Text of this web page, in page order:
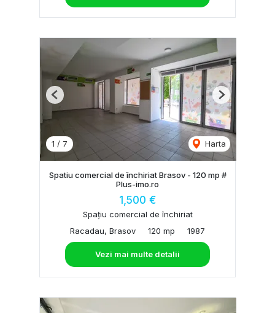
1 / 7 Harta
Previous Next
Spatiu comercial de închiriat Brasov - 120 mp #
Plus-imo.ro
1,500 €
Spațiu comercial de închiriat
Racadau, Brasov
120 mp 1987
Vezi mai multe detalii